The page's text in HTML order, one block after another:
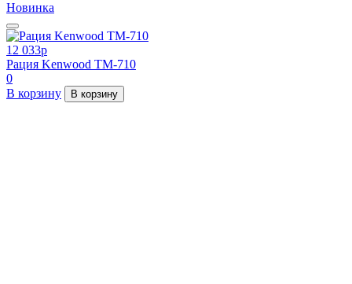
Новинка
12 033p
Рация Kenwood TM-710
0
В корзину
В корзину